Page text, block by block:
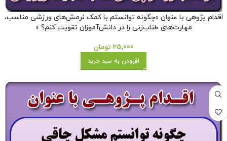
اقدام پژوهی با عنوان «چگونه توانستم با کمک نرمش‌های ورزشی مناسب،
مهارت‌های طناب‌زنی را در دانش‌آموزان تقویت کنم؟ »
25,000 تومان
افزودن به سبد خرید